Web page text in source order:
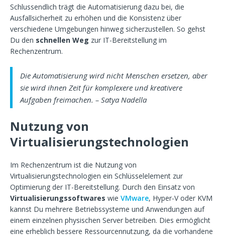
Schlussendlich trägt die Automatisierung dazu bei, die
Ausfallsicherheit zu erhöhen und die Konsistenz über
verschiedene Umgebungen hinweg sicherzustellen. So gehst
Du den schnellen Weg zur IT-Bereitstellung im
Rechenzentrum.
Die Automatisierung wird nicht Menschen ersetzen, aber
sie wird ihnen Zeit für komplexere und kreativere
Aufgaben freimachen. – Satya Nadella
Nutzung von
Virtualisierungstechnologien
Im Rechenzentrum ist die Nutzung von
Virtualisierungstechnologien ein Schlüsselelement zur
Optimierung der IT-Bereitstellung. Durch den Einsatz von
Virtualisierungssoftwares wie VMware, Hyper-V oder KVM
kannst Du mehrere Betriebssysteme und Anwendungen auf
einem einzelnen physischen Server betreiben. Dies ermöglicht
eine erheblich bessere Ressourcennutzung, da die vorhandene